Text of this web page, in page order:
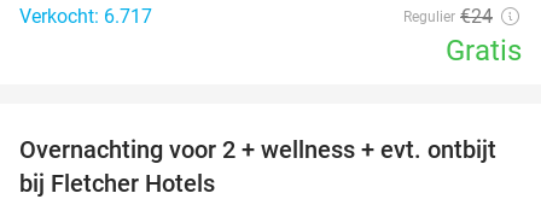
Verkocht: 6.717
Regulier €24
Gratis
55%
Overnachting voor 2 + wellness + evt. ontbijt
bij Fletcher Hotels